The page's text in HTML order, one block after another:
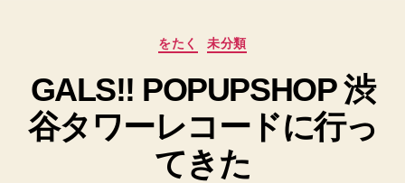
カ
ゴ
リ
ー
をたく 未分類
GALS!! POPUPSHOP 渋
谷タワーレコードに行っ
てきた